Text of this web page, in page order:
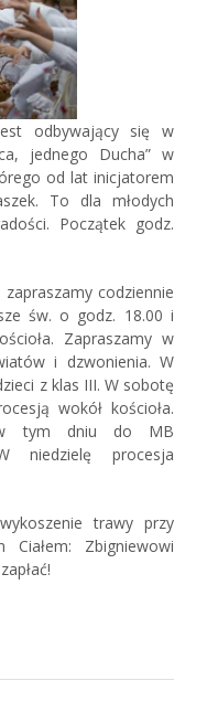
odbywający się w
jednego Ducha” w
od lat inicjatorem
To dla młodych
Początek godz.
codziennie
św. o godz. 18.00 i
Zapraszamy w
i dzwonienia. W
z klas III. W sobotę
wokół kościoła.
w tym dniu do MB
niedzielę procesja
trawy przy
Zbigniewowi